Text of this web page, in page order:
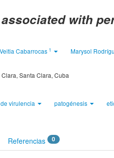
with
Cabarrocas 1 Marysol
Santa Clara, Cuba
virulencia patogénesis
Referencias 0